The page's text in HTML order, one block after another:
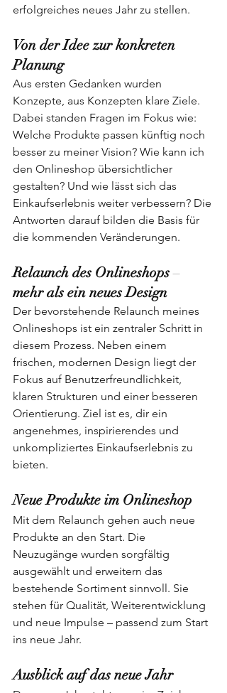
erfolgreiches neues Jahr zu stellen.
Von der Idee zur konkreten
Planung
Aus ersten Gedanken wurden
Konzepte, aus Konzepten klare Ziele.
Dabei standen Fragen im Fokus wie:
Welche Produkte passen künftig noch
besser zu meiner Vision? Wie kann ich
den Onlineshop übersichtlicher
gestalten? Und wie lässt sich das
Einkaufserlebnis weiter verbessern? Die
Antworten darauf bilden die Basis für
die kommenden Veränderungen.
Relaunch des Onlineshops –
mehr als ein neues Design
Der bevorstehende Relaunch meines
Onlineshops ist ein zentraler Schritt in
diesem Prozess. Neben einem
frischen, modernen Design liegt der
Fokus auf Benutzerfreundlichkeit,
klaren Strukturen und einer besseren
Orientierung. Ziel ist es, dir ein
angenehmes, inspirierendes und
unkompliziertes Einkaufserlebnis zu
bieten.
Neue Produkte im Onlineshop
Mit dem Relaunch gehen auch neue
Produkte an den Start. Die
Neuzugänge wurden sorgfältig
ausgewählt und erweitern das
bestehende Sortiment sinnvoll. Sie
stehen für Qualität, Weiterentwicklung
und neue Impulse – passend zum Start
ins neue Jahr.
Ausblick auf das neue Jahr